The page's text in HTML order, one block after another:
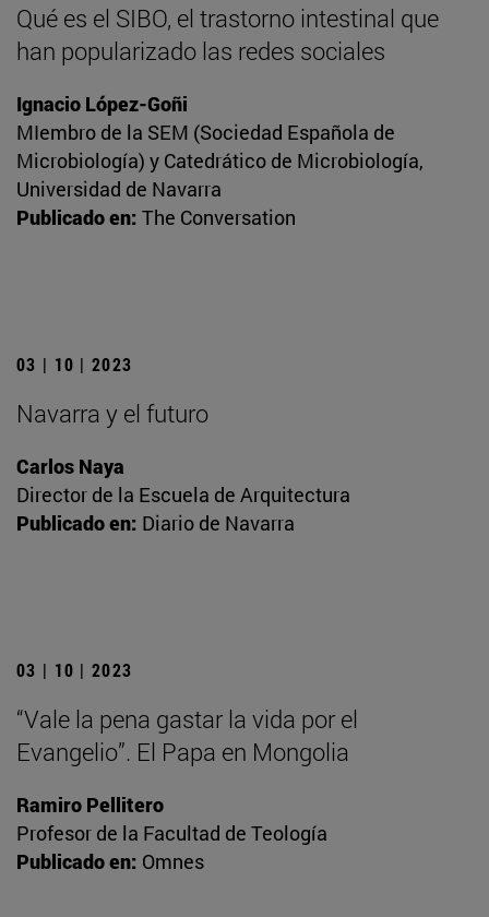
Qué es el SIBO, el trastorno intestinal que
han popularizado las redes sociales
Ignacio López-Goñi
MIembro de la SEM (Sociedad Española de
Microbiología) y Catedrático de Microbiología,
Universidad de Navarra
Publicado en: The Conversation
03 | 10 | 2023
Navarra y el futuro
Carlos Naya
Director de la Escuela de Arquitectura
Publicado en: Diario de Navarra
03 | 10 | 2023
“Vale la pena gastar la vida por el
Evangelio”. El Papa en Mongolia
Ramiro Pellitero
Profesor de la Facultad de Teología
Publicado en: Omnes